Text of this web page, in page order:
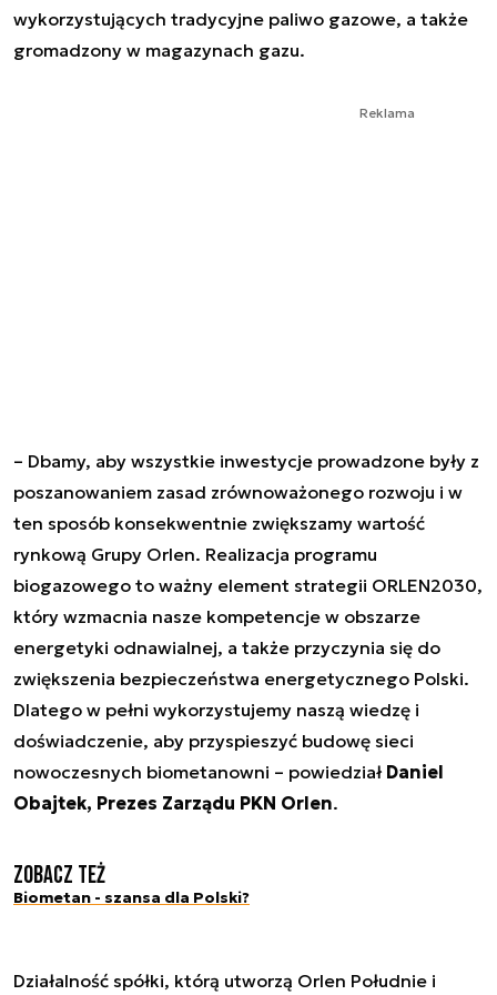
wykorzystujących tradycyjne paliwo gazowe, a także
gromadzony w magazynach gazu.
Reklama
– Dbamy, aby wszystkie inwestycje prowadzone były z
poszanowaniem zasad zrównoważonego rozwoju i w
ten sposób konsekwentnie zwiększamy wartość
rynkową Grupy Orlen. Realizacja programu
biogazowego to ważny element strategii ORLEN2030,
który wzmacnia nasze kompetencje w obszarze
energetyki odnawialnej, a także przyczynia się do
zwiększenia bezpieczeństwa energetycznego Polski.
Dlatego w pełni wykorzystujemy naszą wiedzę i
doświadczenie, aby przyspieszyć budowę sieci
nowoczesnych biometanowni – powiedział Daniel
Obajtek, Prezes Zarządu PKN Orlen.
Zobacz też
Biometan - szansa dla Polski?
Działalność spółki, którą utworzą Orlen Południe i